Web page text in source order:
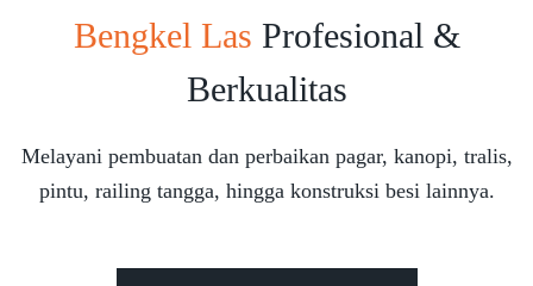
Bengkel Las Profesional &
Berkualitas
Melayani pembuatan dan perbaikan pagar, kanopi, tralis,
pintu, railing tangga, hingga konstruksi besi lainnya.